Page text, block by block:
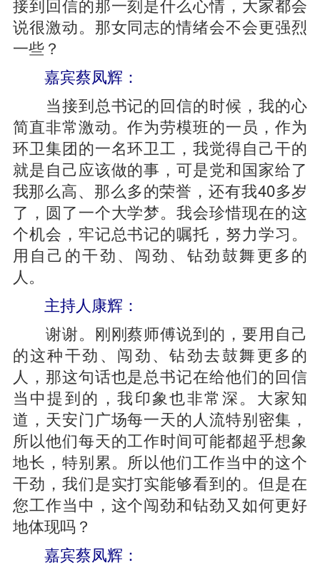
说很激动。那女同志的情绪会不会更强烈
一些？
嘉宾蔡凤辉：
当接到总书记的回信的时候，我的心
简直非常激动。作为劳模班的一员，作为
环卫集团的一名环卫工，我觉得自己干的
就是自己应该做的事，可是党和国家给了
我那么高、那么多的荣誉，还有我40多岁
了，圆了一个大学梦。我会珍惜现在的这
个机会，牢记总书记的嘱托，努力学习。
用自己的干劲、闯劲、钻劲鼓舞更多的
人。
主持人康辉：
谢谢。刚刚蔡师傅说到的，要用自己
的这种干劲、闯劲、钻劲去鼓舞更多的
人，那这句话也是总书记在给他们的回信
当中提到的，我印象也非常深。大家知
道，天安门广场每一天的人流特别密集，
所以他们每天的工作时间可能都超乎想象
地长，特别累。所以他们工作当中的这个
干劲，我们是实打实能够看到的。但是在
您工作当中，这个闯劲和钻劲又如何更好
地体现吗？
嘉宾蔡凤辉：